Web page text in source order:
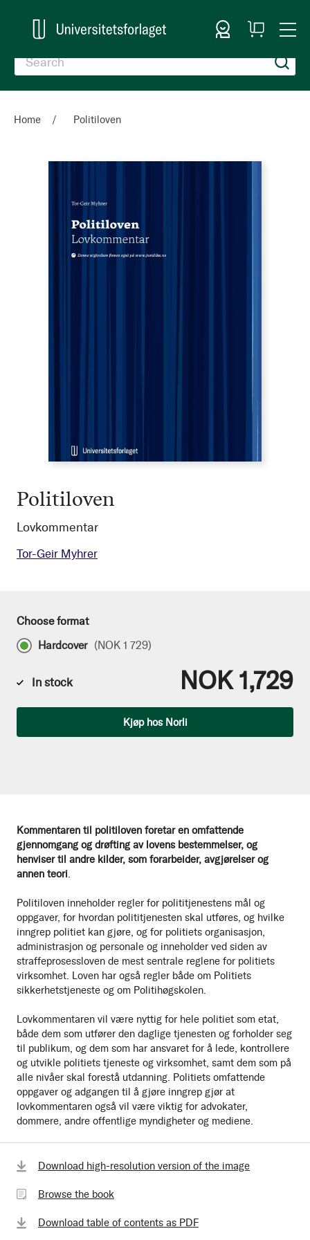
Sign In
My
Cart
Home Politiloven
Politiloven
Lovkommentar
Tor-Geir Myhrer
Kommentaren til politiloven foretar en omfattende
gjennomgang og drøfting av lovens bestemmelser, og
henviser til andre kilder, som forarbeider, avgjørelser og
annen teori.
Politiloven inneholder regler for polititjenestens mål og
oppgaver, for hvordan polititjenesten skal utføres, og hvilke
inngrep politiet kan gjøre, og for politiets organisasjon,
administrasjon og personale og inneholder ved siden av
straffeprosessloven de mest sentrale reglene for politiets
virksomhet. Loven har også regler både om Politiets
sikkerhetstjeneste og om Politihøgskolen.
Lovkommentaren vil være nyttig for hele politiet som etat,
både dem som utfører den daglige tjenesten og forholder seg
til publikum, og dem som har ansvaret for å lede, kontrollere
og utvikle politiets tjeneste og virksomhet, samt dem som på
alle nivåer skal forestå utdanning. Politiets omfattende
oppgaver og adgangen til å gjøre inngrep gjør at
lovkommentaren også vil være viktig for advokater,
dommere, andre offentlige myndigheter og mediene.
Choose format
Hardcover (NOK 1 729)
In stock NOK 1,729
Kjøp hos Norli
Download high-resolution version of the image
Browse
bookBrowse the book
Download table of contents as PDF